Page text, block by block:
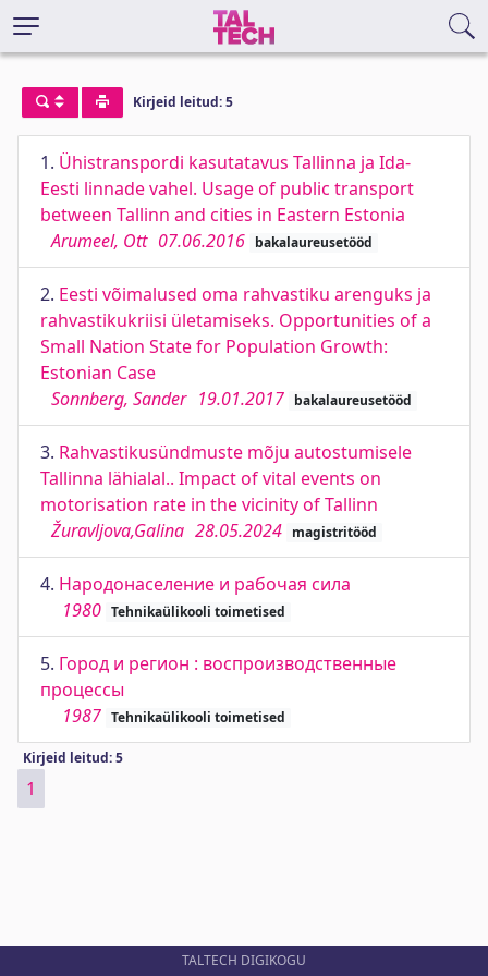
Kirjeid leitud: 5
1. Ühistranspordi kasutatavus Tallinna ja Ida-
Eesti linnade vahel. Usage of public transport
between Tallinn and cities in Eastern Estonia
Arumeel, Ott 07.06.2016 bakalaureusetööd
2. Eesti võimalused oma rahvastiku arenguks ja
rahvastikukriisi ületamiseks. Opportunities of a
Small Nation State for Population Growth:
Estonian Case
Sonnberg, Sander 19.01.2017 bakalaureusetööd
3. Rahvastikusündmuste mõju autostumisele
Tallinna lähialal.. Impact of vital events on
motorisation rate in the vicinity of Tallinn
Žuravljova,Galina 28.05.2024 magistritööd
4. Народонаселение и рабочая сила
1980 Tehnikaülikooli toimetised
5. Город и регион : воспроизводственные
процессы
1987 Tehnikaülikooli toimetised
Kirjeid leitud: 5
1
TALTECH DIGIKOGU